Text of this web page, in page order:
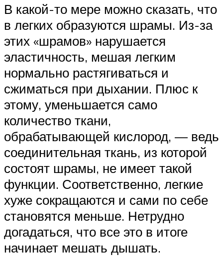
В какой-то мере можно сказать, что
в легких образуются шрамы. Из-за
этих «шрамов» нарушается
эластичность, мешая легким
нормально растягиваться и
сжиматься при дыхании. Плюс к
этому, уменьшается само
количество ткани,
обрабатывающей кислород, — ведь
соединительная ткань, из которой
состоят шрамы, не имеет такой
функции. Соответственно, легкие
хуже сокращаются и сами по себе
становятся меньше. Нетрудно
догадаться, что все это в итоге
начинает мешать дышать.